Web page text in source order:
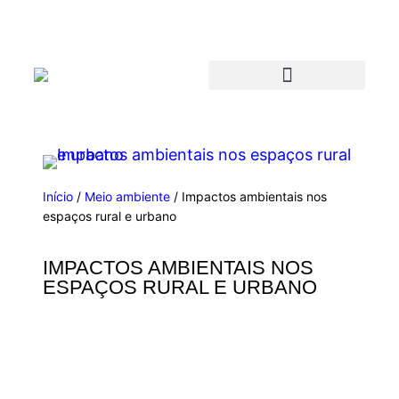
Início / Meio ambiente / Impactos ambientais nos
espaços rural e urbano
IMPACTOS AMBIENTAIS NOS
ESPAÇOS RURAL E URBANO